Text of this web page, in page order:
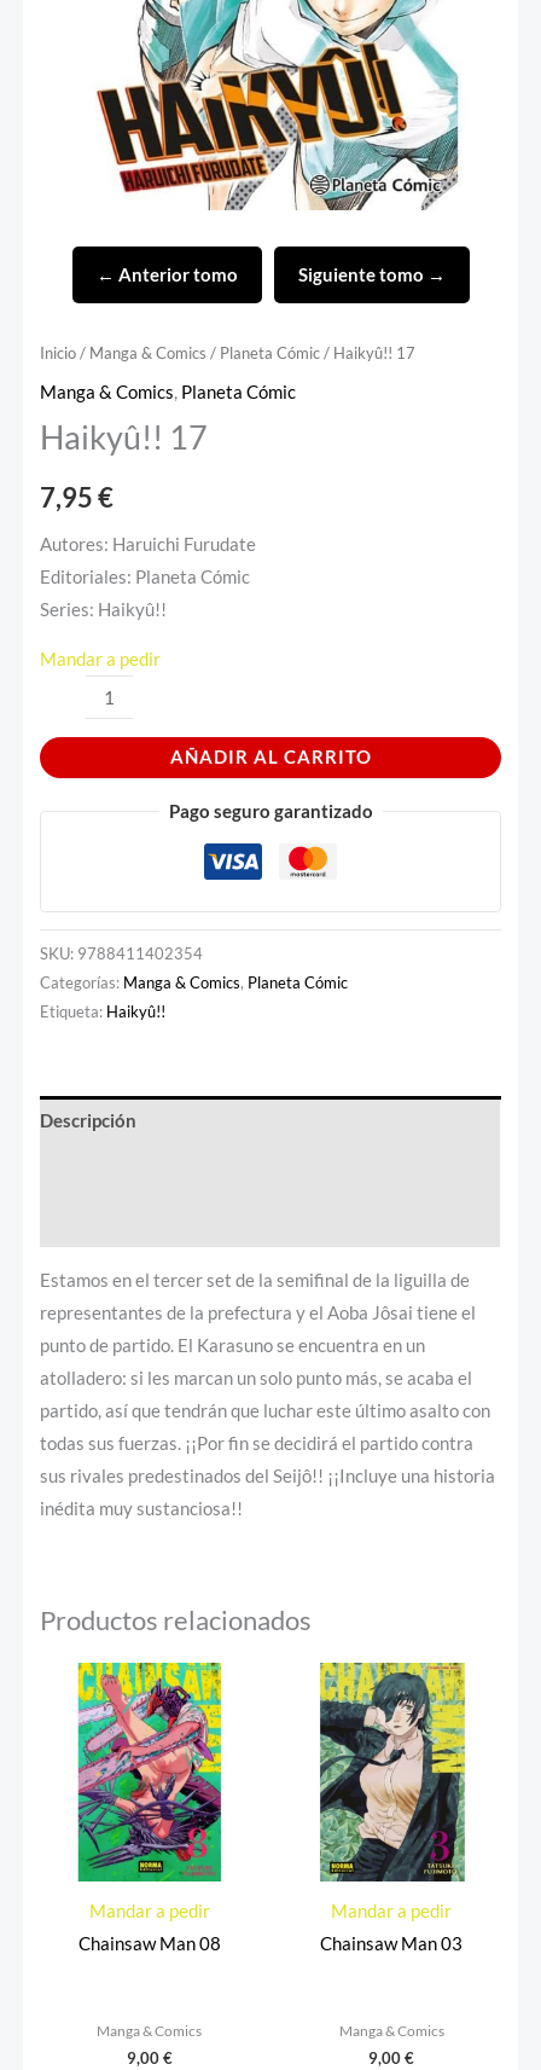
← Anterior tomo Siguiente tomo →
Inicio/ Manga & Comics / Planeta Cómic/ Haikyû!! 17
Manga & Comics, Planeta Cómic
Haikyû!! 17
7,95€
Autores: Haruichi Furudate
Editoriales: Planeta Cómic
Series: Haikyû!!
Mandar a pedir
AÑADIR AL CARRITO
Pago seguro garantizado
SKU: 9788411402354
Categorías: Manga & Comics, Planeta Cómic
Etiqueta: Haikyû!!
Descripción
Estamos en el tercer set de la semifinal de la liguilla de
representantes de la prefectura y el Aoba Jôsai tiene el
punto de partido. El Karasuno se encuentra en un
atolladero: si les marcan un solo punto más, se acaba el
partido, así que tendrán que luchar este último asalto con
todas sus fuerzas. ¡¡Por fin se decidirá el partido contra
sus rivales predestinados del Seijô!! ¡¡Incluye una historia
inédita muy sustanciosa!!
Productos relacionados
Mandar a pedir
Chainsaw Man 08
Manga & Comics
9,00€
Mandar a pedir
Chainsaw Man 03
Manga & Comics
9,00€